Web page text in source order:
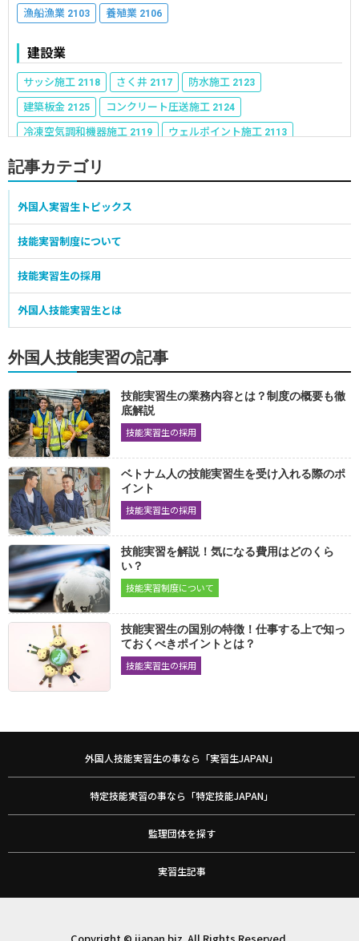
漁船漁業 2103 養殖業 2106
建設業
サッシ施工 2118 さく井 2117 防水施工 2123
建築板金 2125 コンクリート圧送施工 2124
冷凍空気調和機器施工 2119 ウェルポイント施工 2113
建具製作 2118
建設機械施工2140 型枠施工2139 築炉2113
鉄筋施工2133 とび2145
内装仕上げ施工2125
食品製造業
パン製造2076 そう菜製造2094
医療・福祉施設給食製造2070
農産物漬物製造業2061 食鳥処理加工業2078
加熱性水産加工食品製造2085 非加熱性水産加工食品製造2085
水産練り製品製造2074 牛豚食肉処理加工
ハム・ソーセージ・ベーコン製造
繊維・衣服
座席シート縫製2068 紡績運転2073
染色2063 ニット製品製造
婦人子供服製造2070 紳士服製造
寝具製作2066 カーペット製造2064
布はく縫製2068
機械・金属
プリント配線板製造
鉄工 工場板金 めっき
アルミニウム陽極酸化処理2074 仕上げ2085 機械検査
家具製作2037 印刷2043 製本2034
強化プラスチック成形
記事カテゴリ
外国人実習生トピックス
技能実習制度について
技能実習生の採用
外国人技能実習生とは
外国人技能実習の記事
技能実習生の業務内容とは？制度の概要も徹
底解説
技能実習生の採用
ベトナム人の技能実習生を受け入れる際のポ
イント
技能実習生の採用
技能実習を解説！気になる費用はどのくら
い？
技能実習制度について
技能実習生の国別の特徴！仕事する上で知っ
ておくべきポイントとは？
技能実習生の採用
外国人技能実習生の事なら「実習生JAPAN」
特定技能実習の事なら「特定技能JAPAN」
監理団体を探す
実習生記事
Copyright © jjapan.biz. All Rights Reserved.